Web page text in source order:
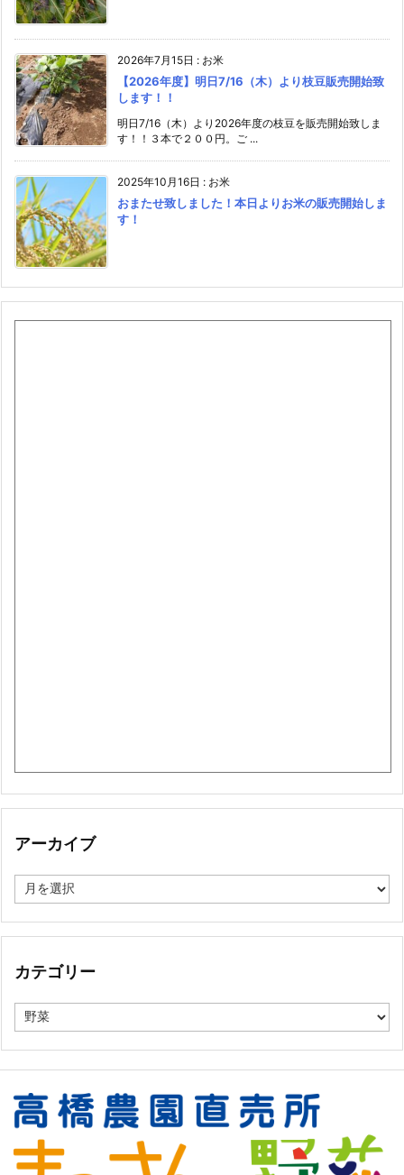
2026年7月15日 : お米
【2026年度】明日7/16（木）より枝豆販売開始致
します！！
明日7/16（木）より2026年度の枝豆を販売開始致しま
す！！３本で２００円。ご ...
2025年10月16日 : お米
おまたせ致しました！本日よりお米の販売開始しま
す！
アーカイブ
ー
イ
カテゴリー
カ
テ